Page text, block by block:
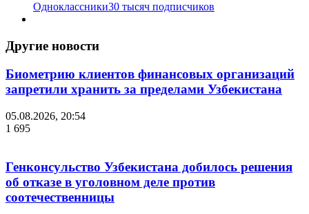
Одноклассники30 тысяч подписчиков
Другие новости
Биометрию клиентов финансовых организаций
запретили хранить за пределами Узбекистана
05.08.2026, 20:54
1 695
Генконсульство Узбекистана добилось решения
об отказе в уголовном деле против
соотечественницы